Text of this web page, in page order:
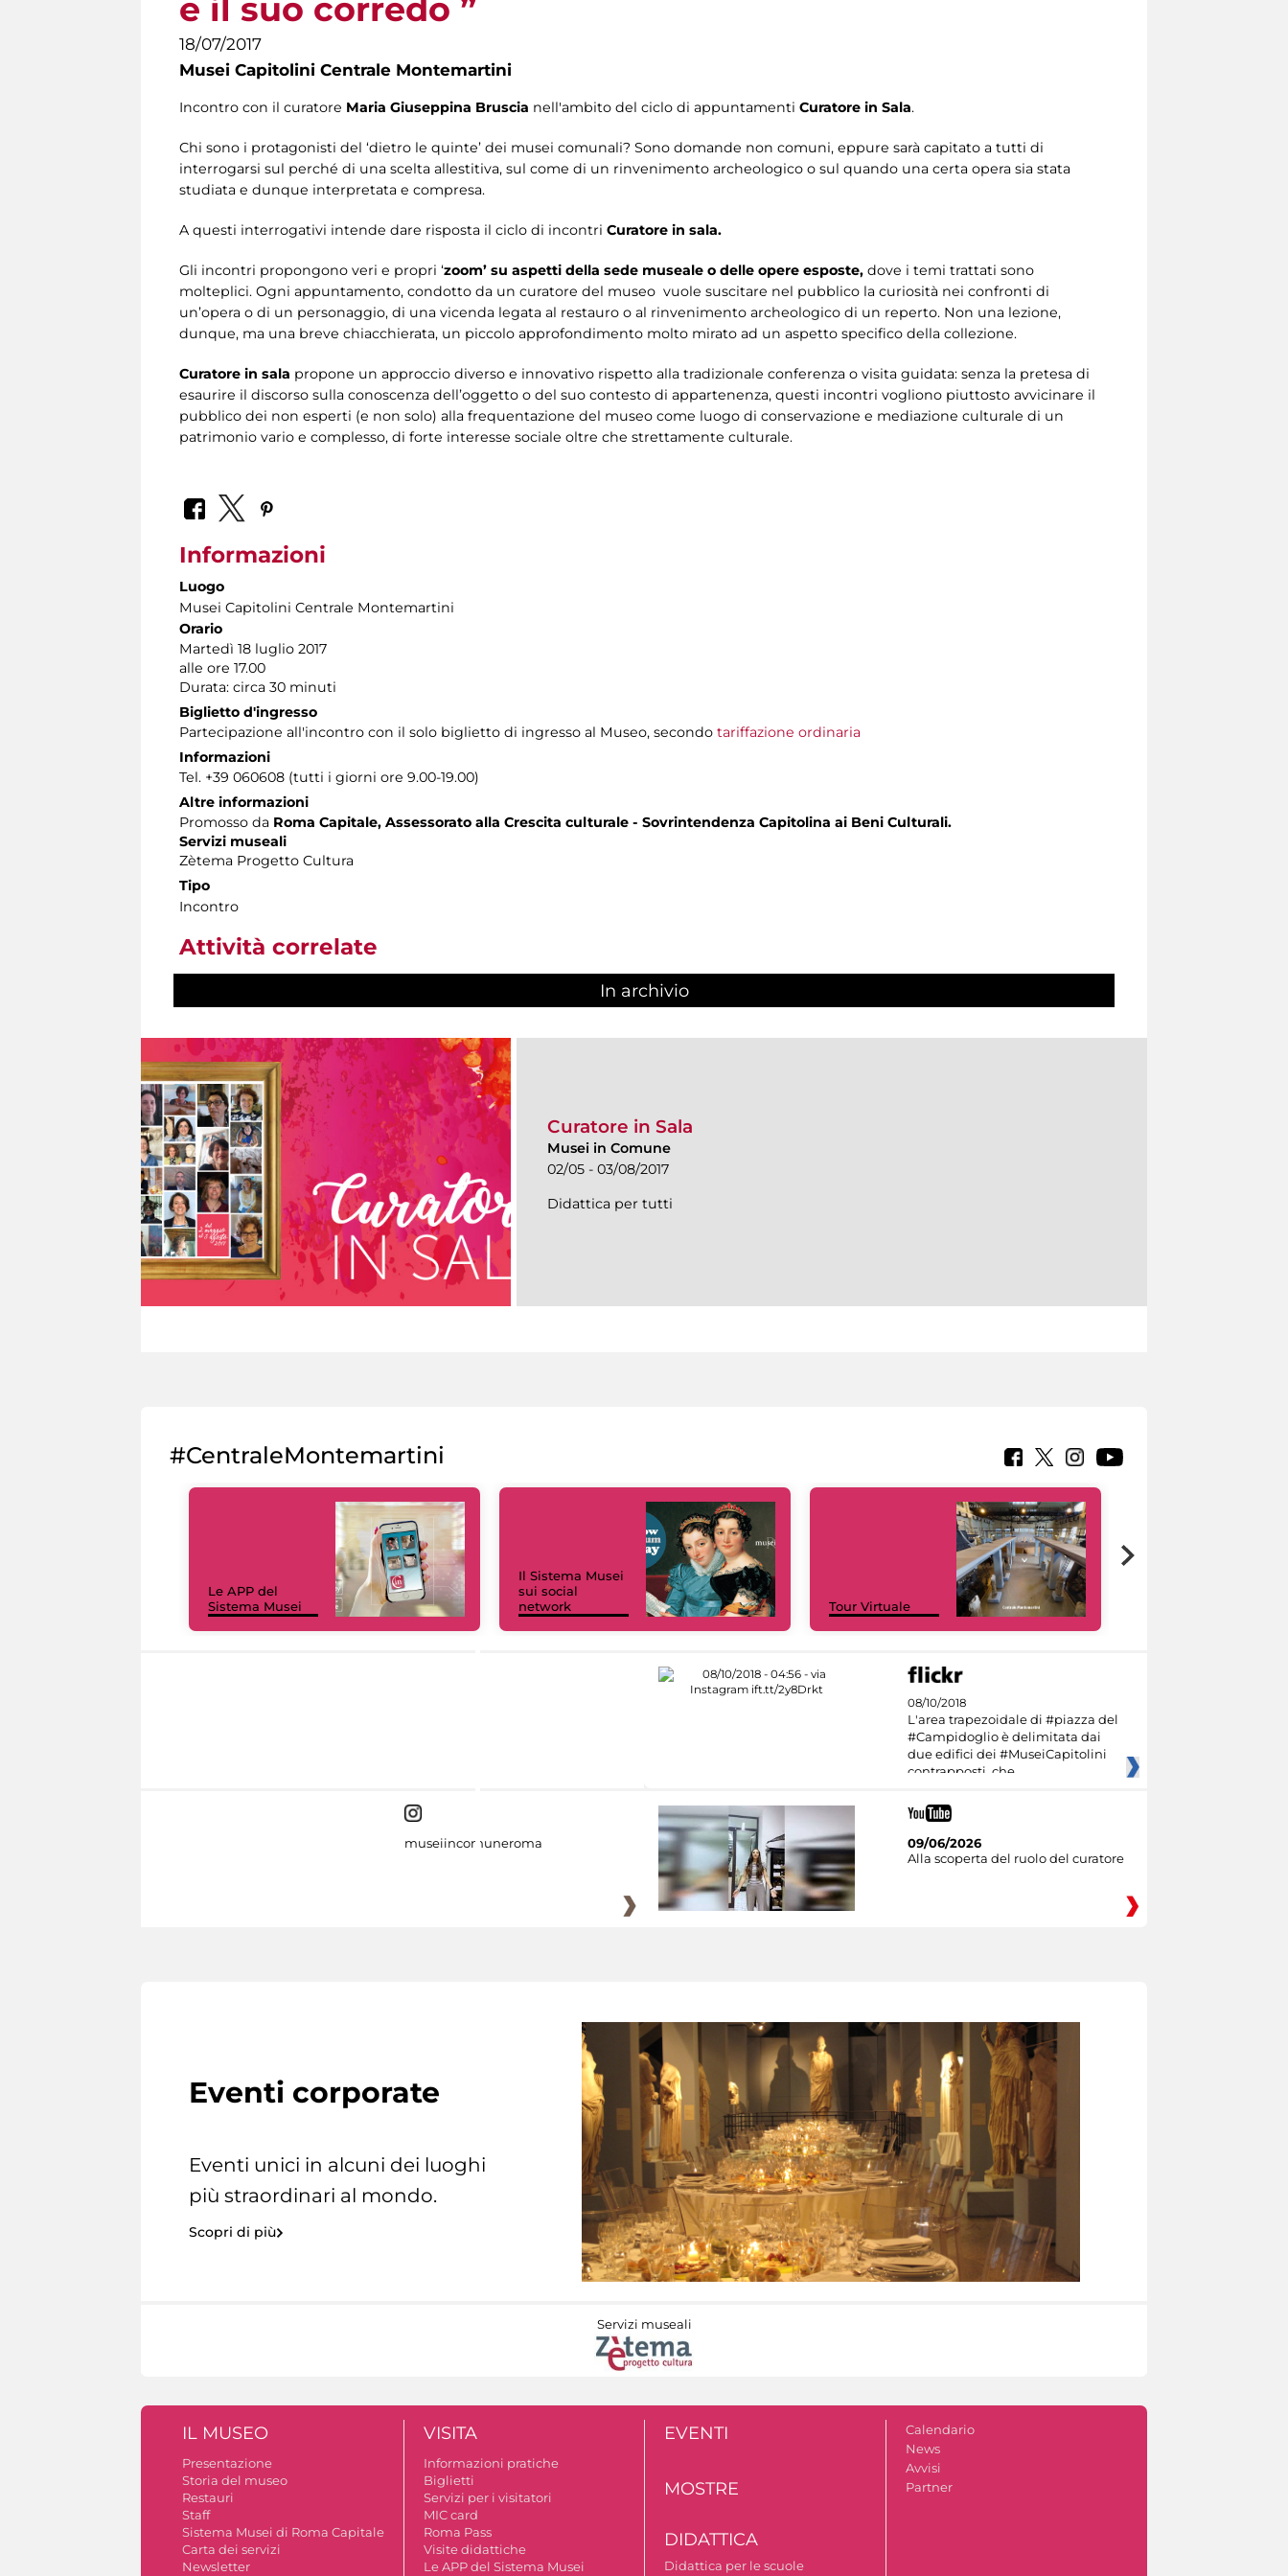
e il suo corredo ”
18/07/2017
Musei Capitolini Centrale Montemartini
Incontro con il curatore Maria Giuseppina Bruscia nell'ambito del ciclo di appuntamenti Curatore in Sala.
Chi sono i protagonisti del ‘dietro le quinte’ dei musei comunali? Sono domande non comuni, eppure sarà capitato a tutti di
interrogarsi sul perché di una scelta allestitiva, sul come di un rinvenimento archeologico o sul quando una certa opera sia stata
studiata e dunque interpretata e compresa.
A questi interrogativi intende dare risposta il ciclo di incontri Curatore in sala.
Gli incontri propongono veri e propri ‘zoom’ su aspetti della sede museale o delle opere esposte, dove i temi trattati sono
molteplici. Ogni appuntamento, condotto da un curatore del museo vuole suscitare nel pubblico la curiosità nei confronti di
un’opera o di un personaggio, di una vicenda legata al restauro o al rinvenimento archeologico di un reperto. Non una lezione,
dunque, ma una breve chiacchierata, un piccolo approfondimento molto mirato ad un aspetto specifico della collezione.
Curatore in sala propone un approccio diverso e innovativo rispetto alla tradizionale conferenza o visita guidata: senza la pretesa di
esaurire il discorso sulla conoscenza dell’oggetto o del suo contesto di appartenenza, questi incontri vogliono piuttosto avvicinare il
pubblico dei non esperti (e non solo) alla frequentazione del museo come luogo di conservazione e mediazione culturale di un
patrimonio vario e complesso, di forte interesse sociale oltre che strettamente culturale.
Informazioni
Luogo
Musei Capitolini Centrale Montemartini
Orario
Martedì 18 luglio 2017
alle ore 17.00
Durata: circa 30 minuti
Biglietto d'ingresso
Partecipazione all'incontro con il solo biglietto di ingresso al Museo, secondo tariffazione ordinaria
Informazioni
Tel. +39 060608 (tutti i giorni ore 9.00-19.00)
Altre informazioni
Promosso da Roma Capitale, Assessorato alla Crescita culturale - Sovrintendenza Capitolina ai Beni Culturali.
Servizi museali
Zètema Progetto Cultura
Tipo
Incontro
Attività correlate
In archivio
Curatore in Sala
Musei in Comune
02/05 - 03/08/2017
Didattica per tutti
#CentraleMontemartini
Le APP del
Sistema Musei
Il Sistema Musei
sui social
network
Tour Virtuale
08/10/2018
L'area trapezoidale di #piazza del
#Campidoglio è delimitata dai
due edifici dei #MuseiCapitolini
contrapposti, che
museiincomuneroma
09/06/2026
Alla scoperta del ruolo del curatore
Eventi corporate
Eventi unici in alcuni dei luoghi
più straordinari al mondo.
Scopri di più
Servizi museali
IL MUSEO
Presentazione
Storia del museo
Restauri
Staff
Sistema Musei di Roma Capitale
Carta dei servizi
Newsletter
VISITA
Informazioni pratiche
Biglietti
Servizi per i visitatori
MIC card
Roma Pass
Visite didattiche
Le APP del Sistema Musei
EVENTI
MOSTRE
DIDATTICA
Didattica per le scuole
Calendario
News
Avvisi
Partner